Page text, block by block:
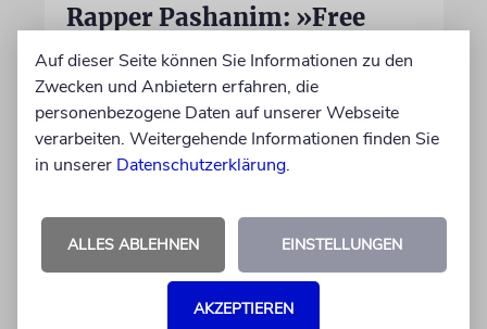
Rapper Pashanim: »Free
Palestine« als
Verkaufsschlager
Auf seinem neuen Album »Lounge Musik«
rappt der Berliner Musiker Pashanim
wiederholt über den Israel-Palästina-Konflikt –
Terrorismus inklusive
von Lennart Wilsch
Auf dieser Seite können Sie Informationen zu den
Zwecken und Anbietern erfahren, die
personenbezogene Daten auf unserer Webseite
verarbeiten. Weitergehende Informationen finden Sie
in unserer Datenschutzerklärung.
ALLES ABLEHNEN EINSTELLUNGEN
AKZEPTIEREN